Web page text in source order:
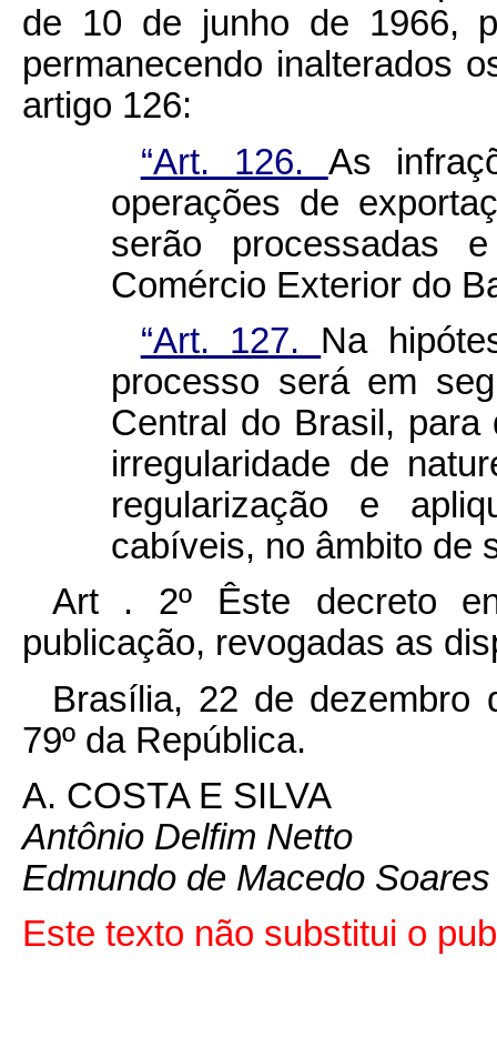
de 10 de junho de 1966,
permanecendo inalterados
artigo 126:
“Art. 126. As
operações de
serão processadas
Comércio Exterior do
“Art. 127. Na
processo será em
Central do Brasil, para
irregularidade de
regularização e
cabíveis, no âmbito de
Art . 2º Êste decreto
publicação, revogadas as
Brasília, 22 de dezembro
79º da República.
A. COSTA E SILVA
Antônio Delfim Netto
Edmundo de Macedo Soares
Este texto não substitui o